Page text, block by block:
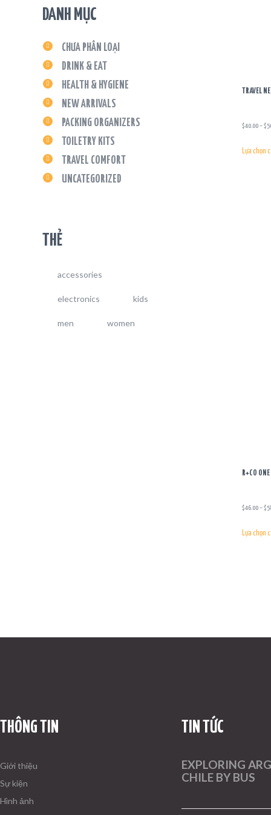
TRAVEL
$40.00–$
Lựa chọn
R+CO
$46.00–$
Lựa chọn
DANH MỤC
CHƯA PHÂN LOẠI
DRINK & EAT
HEALTH & HYGIENE
NEW ARRIVALS
PACKING ORGANIZERS
TOILETRY KITS
TRAVEL COMFORT
UNCATEGORIZED
THẺ
accessories
electronics kids
men women
THÔNG TIN
Giới thiệu
Sự kiện
Hình ảnh
TIN TỨC
EXPLORING
CHILE BY BUS